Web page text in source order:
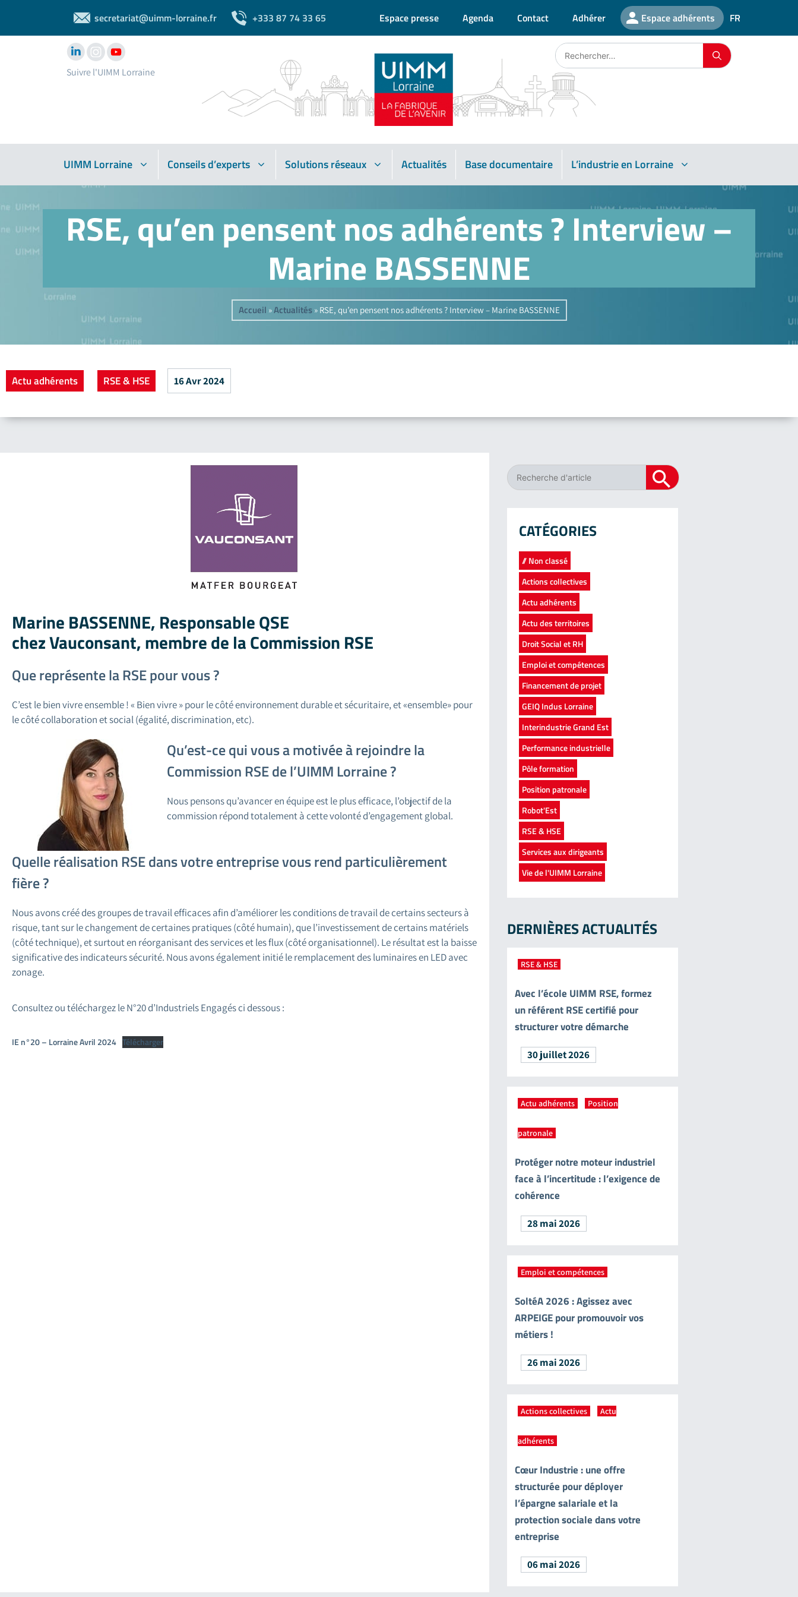
secretariat@uimm-lorraine.fr +333 87 74 33 65 Espace presse Agenda Contact Adhérer Espace adhérents FR
Suivre l'UIMM Lorraine
UIMM Lorraine Conseils d’experts Solutions réseaux Actualités Base documentaire L’industrie en Lorraine
RSE, qu’en pensent nos adhérents ? Interview –
Marine BASSENNE
Accueil »Actualités» RSE, qu’en pensent nos adhérents ? Interview – Marine BASSENNE
Actu adhérents RSE & HSE 16 Avr 2024
Marine BASSENNE, Responsable QSE
chez Vauconsant, membre de la Commission RSE
Que représente la RSE pour vous ?
C’est le bien vivre ensemble ! « Bien vivre » pour le côté environnement durable et sécuritaire, et «ensemble» pour
le côté collaboration et social (égalité, discrimination, etc).
Qu’est-ce qui vous a motivée à rejoindre la
Commission RSE de l’UIMM Lorraine ?
Nous pensons qu’avancer en équipe est le plus efficace, l’objectif de la
commission répond totalement à cette volonté d’engagement global.
Quelle réalisation RSE dans votre entreprise vous rend particulièrement
fière ?
Nous avons créé des groupes de travail efficaces afin d’améliorer les conditions de travail de certains secteurs à
risque, tant sur le changement de certaines pratiques (côté humain), que l’investissement de certains matériels
(côté technique), et surtout en réorganisant des services et les flux (côté organisationnel). Le résultat est la baisse
significative des indicateurs sécurité. Nous avons également initié le remplacement des luminaires en LED avec
zonage.
Consultez ou téléchargez le N°20 d’Industriels Engagés ci dessous :
IE n°20 – Lorraine Avril 2024 Télécharger
CATÉGORIES
// Non classé
Actions collectives
Actu adhérents
Actu des territoires
Droit Social et RH
Emploi et compétences
Financement de projet
GEIQ Indus Lorraine
Interindustrie Grand Est
Performance industrielle
Pôle formation
Position patronale
Robot'Est
RSE & HSE
Services aux dirigeants
Vie de l'UIMM Lorraine
DERNIÈRES ACTUALITÉS
RSE & HSE
Avec l’école UIMM RSE, formez
un référent RSE certifié pour
structurer votre démarche
30 juillet 2026
Actu adhérents Position
patronale
Protéger notre moteur industriel
face à l’incertitude : l’exigence de
cohérence
28 mai 2026
Emploi et compétences
SoltéA 2026 : Agissez avec
ARPEIGE pour promouvoir vos
métiers !
26 mai 2026
Actions collectives Actu
adhérents
Cœur Industrie : une offre
structurée pour déployer
l’épargne salariale et la
protection sociale dans votre
entreprise
06 mai 2026